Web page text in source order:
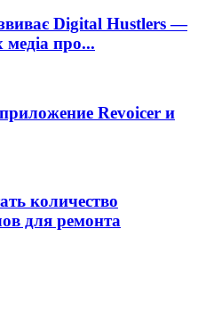
Digital Hustlers —
медіа про...
Revoicer и
количество
для ремонта